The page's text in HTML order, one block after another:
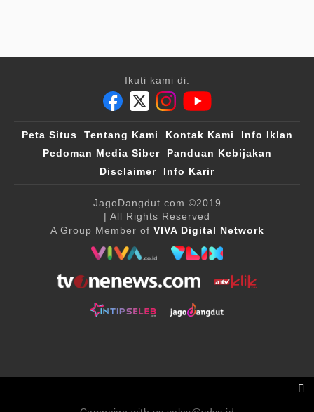
Ikuti kami di:
Peta Situs Tentang Kami Kontak Kami
Info Iklan
Pedoman Media Siber
Panduan Kebijakan
Disclaimer
Info Karir
JagoDangdut.com ©2019
| All Rights Reserved
A Group Member of VIVA Digital Network
